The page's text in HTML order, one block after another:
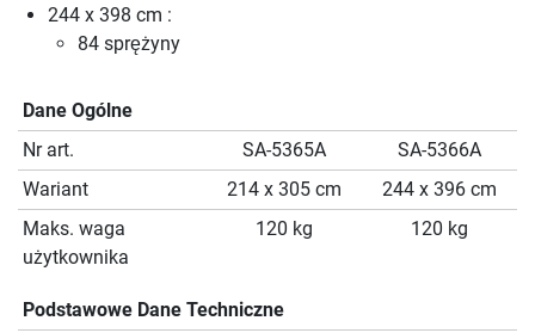
244 x 398 cm :
84 sprężyny
Dane Ogólne
Nr art.
SA-5365A
SA-5366A
Wariant
214 x 305 cm
244 x 396 cm
Maks. waga
użytkownika
120 kg 120 kg
Podstawowe Dane Techniczne